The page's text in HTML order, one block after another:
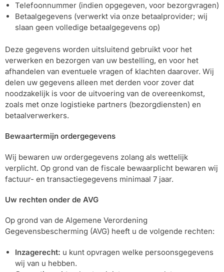
Telefoonnummer (indien opgegeven, voor bezorgvragen)
Betaalgegevens (verwerkt via onze betaalprovider; wij
slaan geen volledige betaalgegevens op)
Deze gegevens worden uitsluitend gebruikt voor het
verwerken en bezorgen van uw bestelling, en voor het
afhandelen van eventuele vragen of klachten daarover. Wij
delen uw gegevens alleen met derden voor zover dat
noodzakelijk is voor de uitvoering van de overeenkomst,
zoals met onze logistieke partners (bezorgdiensten) en
betaalverwerkers.
Bewaartermijn ordergegevens
Wij bewaren uw ordergegevens zolang als wettelijk
verplicht. Op grond van de fiscale bewaarplicht bewaren wij
factuur- en transactiegegevens minimaal 7 jaar.
Uw rechten onder de AVG
Op grond van de Algemene Verordening
Gegevensbescherming (AVG) heeft u de volgende rechten:
Inzagerecht: u kunt opvragen welke persoonsgegevens
wij van u hebben.